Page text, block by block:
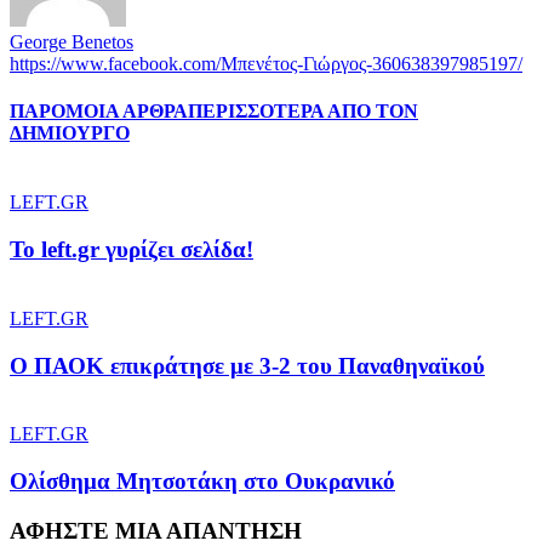
George Benetos
https://www.facebook.com/Μπενέτος-Γιώργος-360638397985197/
ΠΑΡΟΜΟΙΑ ΑΡΘΡΑΠΕΡΙΣΣΟΤΕΡΑ ΑΠΟ ΤΟΝ
ΔΗΜΙΟΥΡΓΟ
LEFT.GR
To left.gr γυρίζει σελίδα!
LEFT.GR
Ο ΠΑΟΚ επικράτησε με 3-2 του Παναθηναϊκού
LEFT.GR
Ολίσθημα Μητσοτάκη στο Ουκρανικό
ΑΦΗΣΤΕ ΜΙΑ ΑΠΑΝΤΗΣΗ